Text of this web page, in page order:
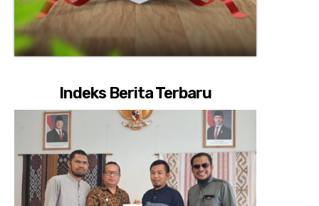
Indeks Berita Terbaru